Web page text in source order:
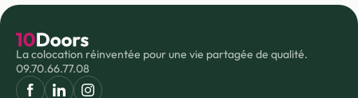
La colocation réinventée pour une vie partagée de qualité.
09.70.66.77.08